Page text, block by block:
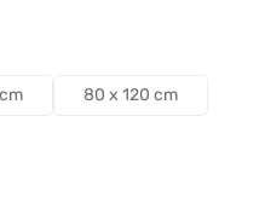
80 x 120 cm